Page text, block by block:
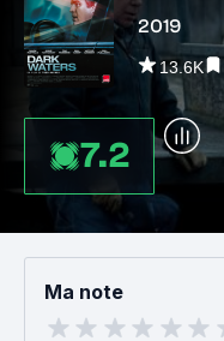
2019
13.6K
7.2
Ma note